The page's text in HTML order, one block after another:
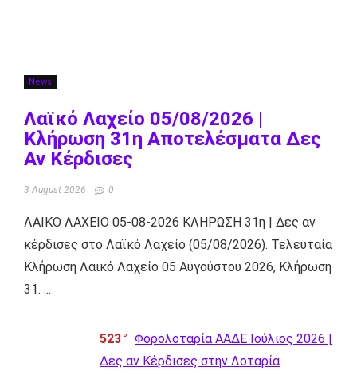
News
Λαϊκό Λαχείο 05/08/2026 |
Κλήρωση 31η Αποτελέσματα Δες
Αν Κέρδισες
3 August 2026 0
ΛΑΙΚΟ ΛΑΧΕΙΟ 05-08-2026 ΚΛΗΡΩΣΗ 31η | Δες αν
κέρδισες στο Λαϊκό Λαχείο (05/08/2026). Τελευταία
Κλήρωση Λαικό Λαχείο 05 Αυγούστου 2026, Κλήρωση
31. ...
523
Φορολοταρία ΑΑΔΕ Ιούλιος 2026 |
Δες αν Κέρδισες στην Λοταρία